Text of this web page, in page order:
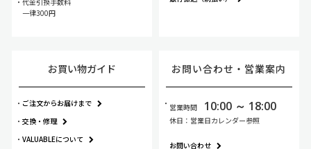
一律300円
お買い物ガイド
ご注文からお届けまで
交換・修理
VALUABLEについて
お問い合わせ・ 営業案内
営業時間 10:00 ～ 18:00
休日：営業日カレンダー参照
お問い合わせ